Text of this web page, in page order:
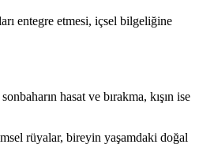
entegre etmesi, içsel bilgeliğine
hasat ve bırakma, kışın ise
rüyalar, bireyin yaşamdaki doğal